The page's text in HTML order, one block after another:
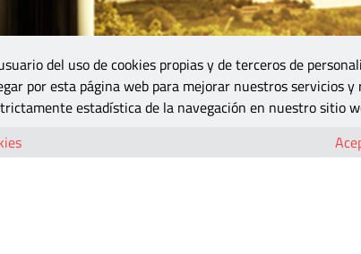
del uso de cookies propias y de terceros de
por esta página web para mejorar nuestros servicios y
estadística de la navegación en nuestro sitio